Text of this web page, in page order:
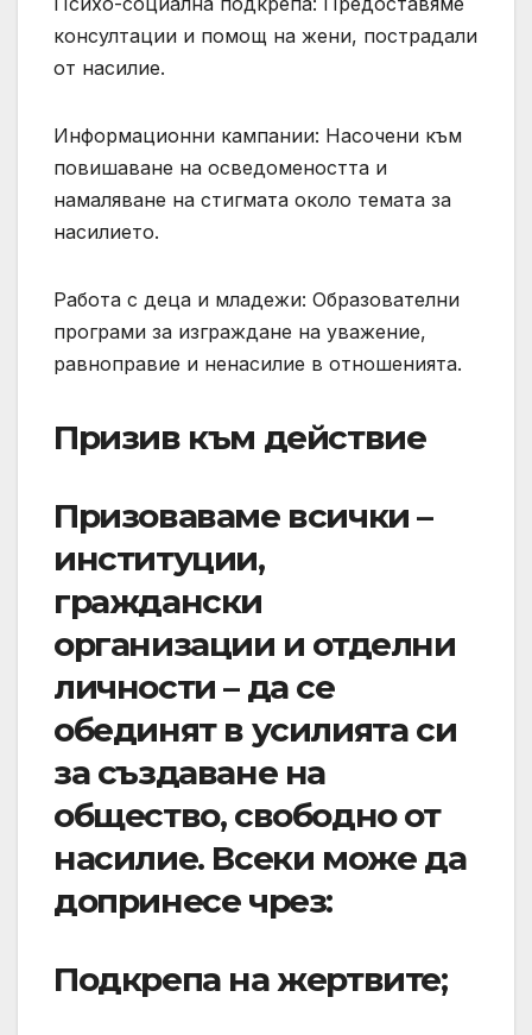
консултации и помощ на жени, пострадали
от насилие.
Информационни кампании: Насочени към
повишаване на осведомеността и
намаляване на стигмата около темата за
насилието.
Работа с деца и младежи: Образователни
програми за изграждане на уважение,
равноправие и ненасилие в отношенията.
Призив към действие
Призоваваме всички –
институции,
граждански
организации и отделни
личности – да се
обединят в усилията си
за създаване на
общество, свободно от
насилие. Всеки може да
допринесе чрез:
Подкрепа на жертвите;